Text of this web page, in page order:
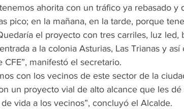
ahorita con un tráfico ya rebasado y
pico; en la mañana, en la tarde, porque
el proyecto con tres carriles, luz led,
a la colonia Asturias, Las Trianas y
manifestó el secretario.
con los vecinos de este sector de la
un proyecto vial de alto alcance que les
vida a los vecinos”, concluyó el Alcalde.